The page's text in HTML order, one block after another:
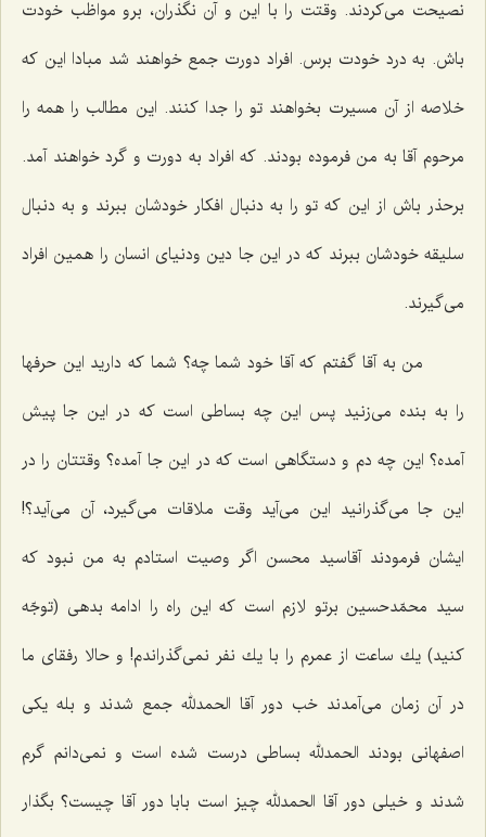
نصیحت می‌كردند. وقتت را با این و آن نگذران، برو مواظب خودت
باش. به درد خودت برس. افراد دورت جمع خواهند شد مبادا این كه
خلاصه از آن مسیرت بخواهند تو را جدا كنند. این مطالب را همه را
مرحوم آقا به من فرموده بودند. كه افراد به دورت و گرد خواهند آمد.
برحذر باش از این كه تو را به دنبال افكار خودشان ببرند و به دنبال
سلیقه خودشان ببرند كه در این جا دین ودنیای انسان را همین افراد
می‌گیرند.
من به آقا گفتم كه آقا خود شما چه؟ شما كه دارید این حرفها
را به بنده می‌زنید پس این چه بساطی است كه در این جا پیش
آمده؟ این چه دم و دستگاهی است كه در این جا آمده؟ وقتتان را در
این جا می‌گذرانید این می‌آید وقت ملاقات می‌گیرد، آن می‌آید؟!
ایشان فرمودند آقاسید محسن اگر وصیت استادم به من نبود كه
سید محمّدحسین برتو لازم است كه این راه را ادامه بدهی (توجّه
كنید) یك ساعت از عمرم را با یك نفر نمی‌گذراندم! و حالا رفقای ما
در آن زمان می‌آمدند خب دور آقا الحمدلله جمع شدند و بله یكی
اصفهانی بودند الحمدلله بساطی درست شده است و نمی‌دانم گرم
شدند و خیلی دور آقا الحمدلله چیز است بابا دور آقا چیست؟ بگذار